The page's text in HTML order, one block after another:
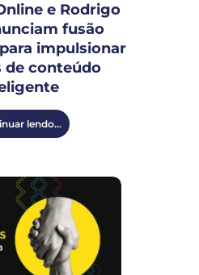
e Rodrigo
fusão
impulsionar
de conteúdo
lendo...